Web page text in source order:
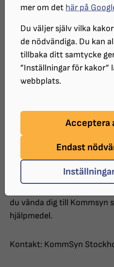
mer om det här på
Du väljer själv vilka
de nödvändiga. Du kan
tillbaka ditt samtycke
”Inställningar för kakor”
webbplats.
Acceptera
Endast
synpedagoger.
För byte av trasiga enklare
förstoringsglas, luppar och
och kom överens om en
kunna hjälpa dig.
Vid frågor om användning
välkommen att höra av dig
telefon 08-578 857 00.
Övrig reparation och service
Vid reparation och service
du vända dig till Kommsyn
hjälpmedel.
Kontakt: KommSyn